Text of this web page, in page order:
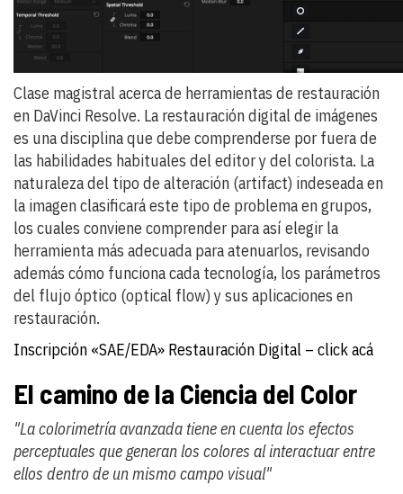
Clase magistral acerca de herramientas de restauración
en DaVinci Resolve. La restauración digital de imágenes
es una disciplina que debe comprenderse por fuera de
las habilidades habituales del editor y del colorista. La
naturaleza del tipo de alteración (artifact) indeseada en
la imagen clasificará este tipo de problema en grupos,
los cuales conviene comprender para así elegir la
herramienta más adecuada para atenuarlos, revisando
además cómo funciona cada tecnología, los parámetros
del flujo óptico (optical flow) y sus aplicaciones en
restauración.
Inscripción «SAE/EDA» Restauración Digital – click acá
El camino de la Ciencia del Color
"La colorimetría avanzada tiene en cuenta los efectos
perceptuales que generan los colores al interactuar entre
ellos dentro de un mismo campo visual"